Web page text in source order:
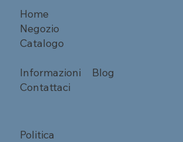
Home
Negozio
Catalogo
Informazioni
Blog
Contattaci
Politica